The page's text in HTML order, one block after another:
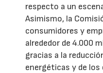
respecto a un
Asimismo, la
consumidores y
alrededor de 4.000
gracias a la
energéticas y de